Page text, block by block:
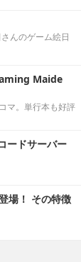
んのゲーム絵日
Maide
マ。単行本も好評
ードサーバー
場！ その特徴